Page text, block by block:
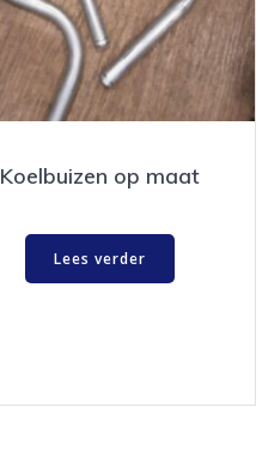
Koelbuizen op maat
Lees verder